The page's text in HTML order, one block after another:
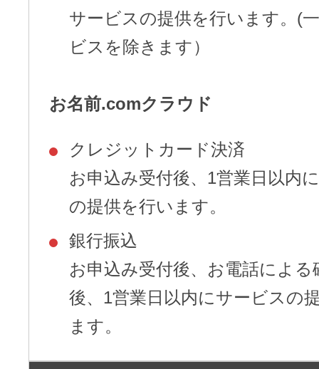
サービスの提供を行います。(
ビスを除きます）
お名前.comクラウド
クレジットカード決済
お申込み受付後、1営業日以内
の提供を行います。
銀行振込
お申込み受付後、お電話による
後、1営業日以内にサービスの
ます。